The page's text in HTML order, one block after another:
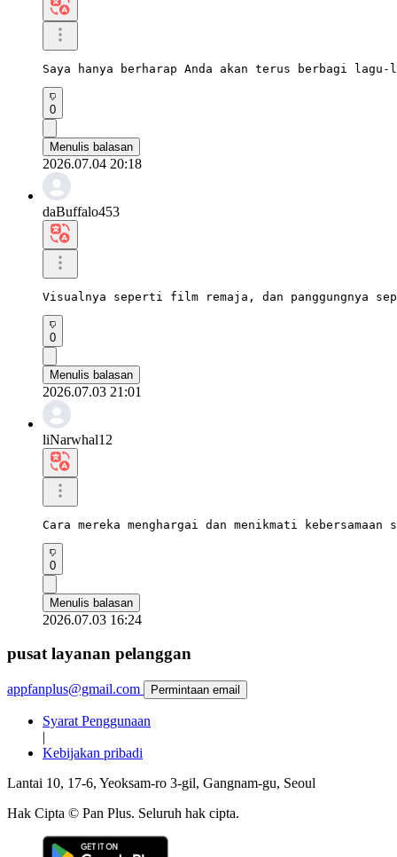
Saya hanya berharap Anda akan terus berbagi
0
Menulis balasan
2026.07.04 20:18
daBuffalo453
Visualnya seperti film remaja, dan panggungnya
0
Menulis balasan
2026.07.03 21:01
liNarwhal12
Cara mereka menghargai dan menikmati
0
Menulis balasan
2026.07.03 16:24
pusat layanan pelanggan
appfanplus@gmail.com Permintaan email
Syarat Penggunaan
|
Kebijakan pribadi
Lantai 10, 17-6, Yeoksam-ro 3-gil, Gangnam-gu, Seoul
Hak Cipta © Pan Plus. Seluruh hak cipta.